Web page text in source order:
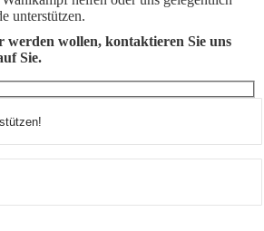
unterstützen.
werden wollen, kontaktieren Sie uns
Sie.